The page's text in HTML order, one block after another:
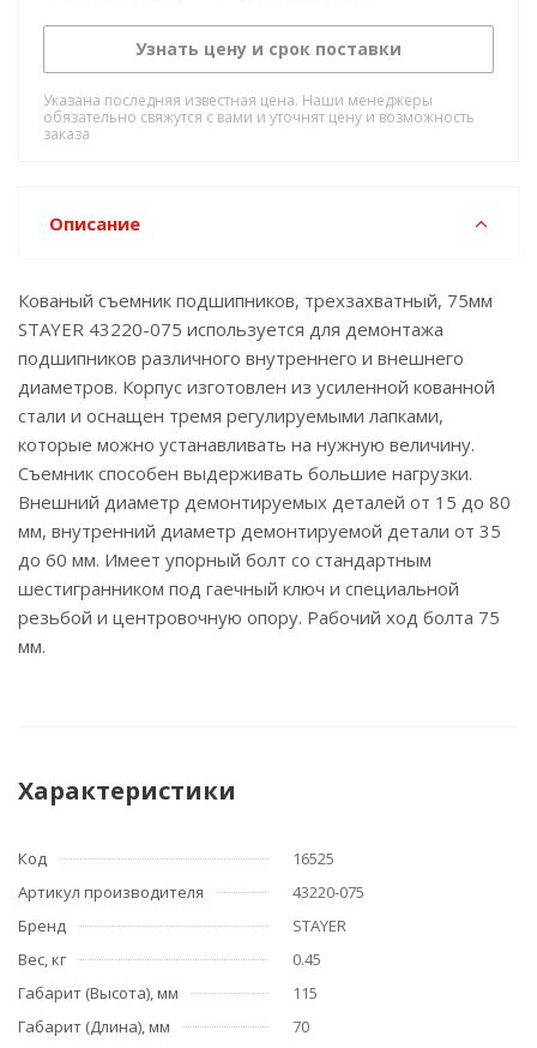
Узнать цену и срок поставки
Указана последняя известная цена. Наши менеджеры
обязательно свяжутся с вами и уточнят цену и возможность
заказа
Описание
Кованый съемник подшипников, трехзахватный, 75мм
STAYER 43220-075 используется для демонтажа
подшипников различного внутреннего и внешнего
диаметров. Корпус изготовлен из усиленной кованной
стали и оснащен тремя регулируемыми лапками,
которые можно устанавливать на нужную величину.
Съемник способен выдерживать большие нагрузки.
Внешний диаметр демонтируемых деталей от 15 до 80
мм, внутренний диаметр демонтируемой детали от 35
до 60 мм. Имеет упорный болт со стандартным
шестигранником под гаечный ключ и специальной
резьбой и центровочную опору. Рабочий ход болта 75
мм.
Характеристики
Код
16525
Артикул производителя
43220-075
Бренд
STAYER
Вес, кг
0.45
Габарит (Высота), мм
115
Габарит (Длина), мм
70